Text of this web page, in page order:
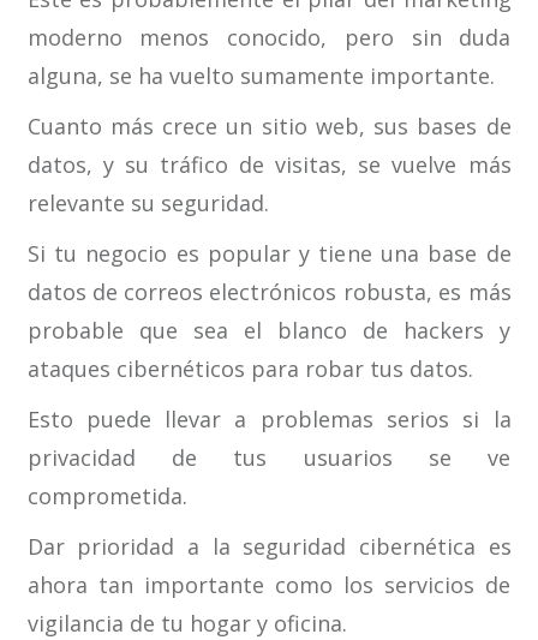
moderno menos conocido, pero sin duda
alguna, se ha vuelto sumamente importante.
Cuanto más crece un sitio web, sus bases de
datos, y su tráfico de visitas, se vuelve más
relevante su seguridad.
Si tu negocio es popular y tiene una base de
datos de correos electrónicos robusta, es más
probable que sea el blanco de hackers y
ataques cibernéticos para robar tus datos.
Esto puede llevar a problemas serios si la
privacidad de tus usuarios se ve
comprometida.
Dar prioridad a la seguridad cibernética es
ahora tan importante como los servicios de
vigilancia de tu hogar y oficina.